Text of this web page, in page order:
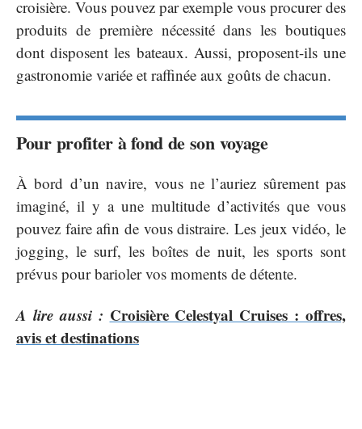
croisière. Vous pouvez par exemple vous procurer des
produits de première nécessité dans les boutiques
dont disposent les bateaux. Aussi, proposent-ils une
gastronomie variée et raffinée aux goûts de chacun.
Pour profiter à fond de son voyage
À bord d’un navire, vous ne l’auriez sûrement pas
imaginé, il y a une multitude d’activités que vous
pouvez faire afin de vous distraire. Les jeux vidéo, le
jogging, le surf, les boîtes de nuit, les sports sont
prévus pour barioler vos moments de détente.
A lire aussi : Croisière Celestyal Cruises : offres,
avis et destinations